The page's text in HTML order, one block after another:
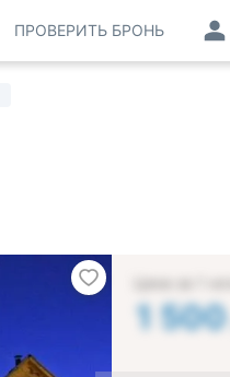
ПРОВЕРИТЬ БРОНЬ
1 500